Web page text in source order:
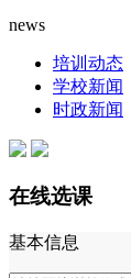
news
培训动态
学校新闻
时政新闻
在线选课
基本信息